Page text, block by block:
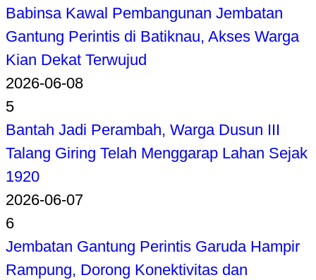
Babinsa Kawal Pembangunan Jembatan
Gantung Perintis di Batiknau, Akses Warga
Kian Dekat Terwujud
2026-06-08
5
Bantah Jadi Perambah, Warga Dusun III
Talang Giring Telah Menggarap Lahan Sejak
1920
2026-06-07
6
Jembatan Gantung Perintis Garuda Hampir
Rampung, Dorong Konektivitas dan